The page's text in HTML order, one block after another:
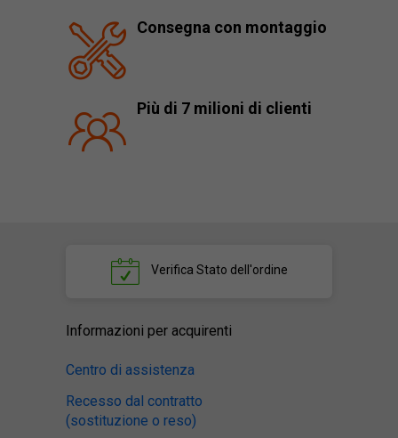
Consegna con montaggio
Più di 7 milioni di clienti
Verifica Stato dell'ordine
Informazioni per acquirenti
Centro di assistenza
Recesso dal contratto
(sostituzione o reso)